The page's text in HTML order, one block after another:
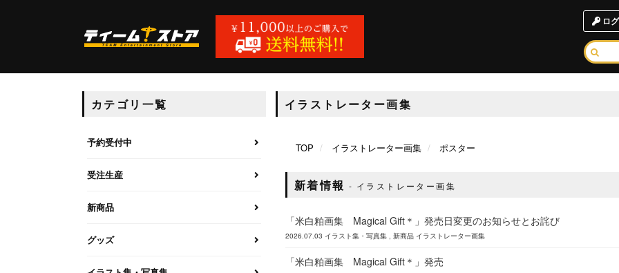
ロ
イラストレーター画集
TOP イラストレーター画集 ポスター
新着情報 イラストレーター画集
「米白粕画集 Magical Gift＊」発売日変更のお知らせとお詫び
2026.07.03 イラスト集・写真集 新商品 イラストレーター画集
「米白粕画集 Magical Gift＊」発売
カテゴリ一覧
予約受付中
受注生産
新商品
グッズ